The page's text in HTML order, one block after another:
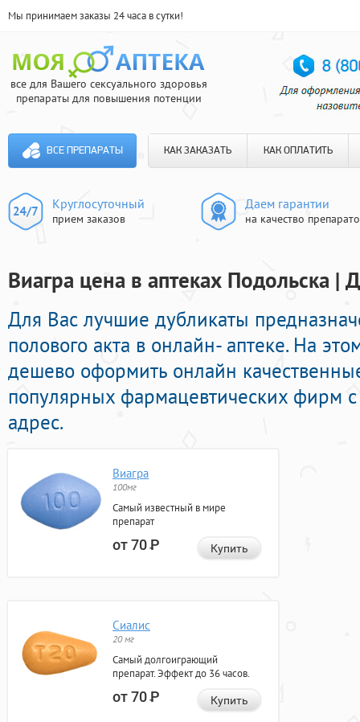
Мы принимаем заказы 24 часа в сутки!
все для Вашего сексуального здоровья
препараты для повышения потенции
ВСЕ ПРЕПАРАТЫ КАК ЗАКАЗАТЬ КАК ОПЛАТИТЬ
Круглосуточный
прием заказов
Даем гарантии
на качество
Виагра цена в аптеках Подольска |
Для Вас лучшие дубликаты
полового акта в онлайн- аптеке. На
дешево оформить онлайн
популярных фармацевтических фирм
адрес.
Виагра
100мг
Самый известный в мире
препарат
от 70Р Купить
Сиалис
20 мг
Самый долгоиграющий
препарат. Эффект до 36 часов.
от 70Р Купить